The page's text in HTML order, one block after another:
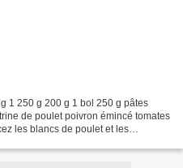
1 250 g 200 g 1 bol 250 g pâtes
de poulet poivron émincé tomates
les blancs de poulet et les